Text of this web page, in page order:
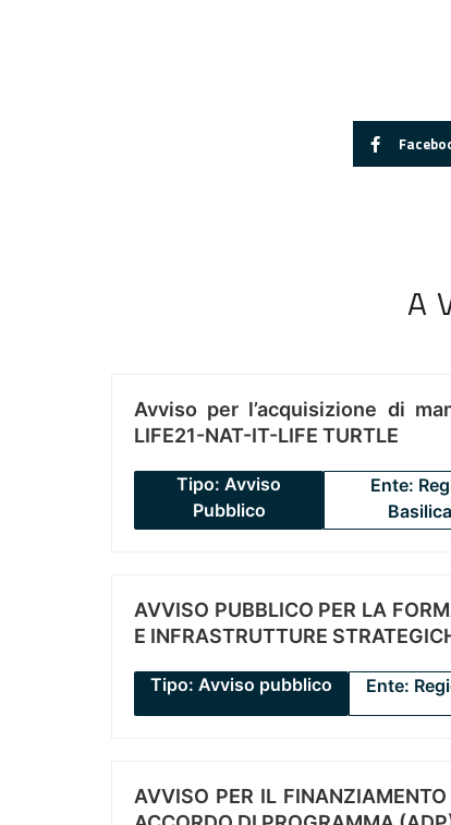
Avviso per l’acquisizione di
LIFE21-NAT-IT-LIFE TURTLE
Tipo: Avviso
Pubblico
Ente:
AVVISO PUBBLICO PER LA
E INFRASTRUTTURE
Tipo: Avviso pubblico Ente:
AVVISO PER IL